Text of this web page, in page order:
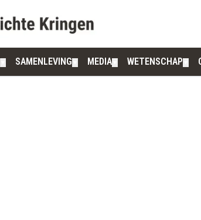
SAMENLEVING MEDIA WETENSCHAP